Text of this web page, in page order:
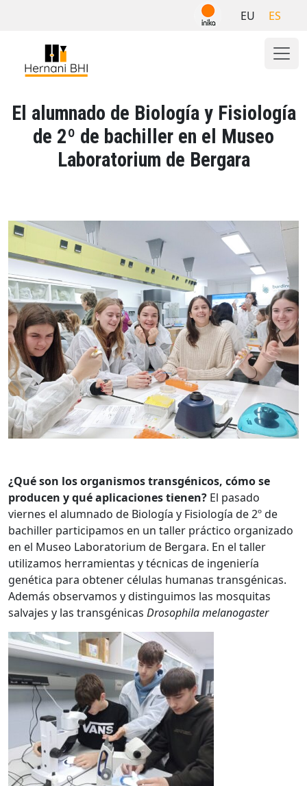
EU ES
El alumnado de Biología y Fisiología
de 2º de bachiller en el Museo
Laboratorium de Bergara
¿Qué son los organismos transgénicos, cómo se
producen y qué aplicaciones tienen? El pasado
viernes el alumnado de Biología y Fisiología de 2º de
bachiller participamos en un taller práctico organizado
en el Museo Laboratorium de Bergara. En el taller
utilizamos herramientas y técnicas de ingeniería
genética para obtener células humanas transgénicas.
Además observamos y distinguimos las mosquitas
salvajes y las transgénicas Drosophila melanogaster